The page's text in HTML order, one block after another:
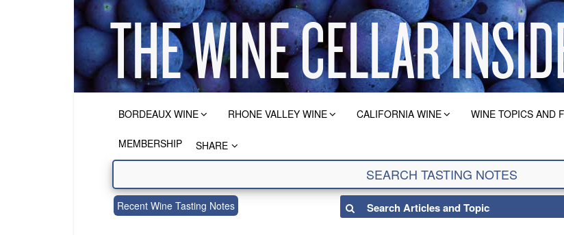
BORDEAUX WINE RHONE VALLEY WINE CALIFORNIA WINE WINE TOPICS AND
MEMBERSHIP SHARE
Recent Wine Tasting Notes